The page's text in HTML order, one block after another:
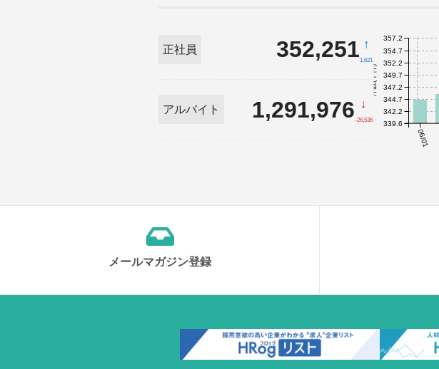
正社員 352,251 ↑
1,621
アルバイト 1,291,976 ↓
-26,536
06/01
件数(千件)
339.6
342.2
344.7
347.2
349.7
352.2
354.7
357.2
メールマガジン登録